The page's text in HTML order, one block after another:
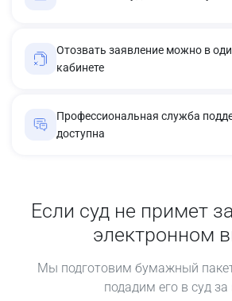
Отозвать заявление можно в
кабинете
Профессиональная служба
доступна
Если суд не примет
электронном
Мы подготовим бумажный
подадим его в суд за